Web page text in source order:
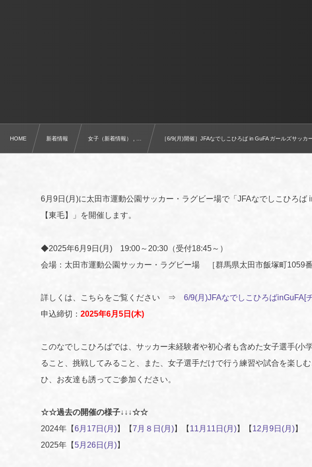
HOME 新着情報 女子（新着情報） , … ［6/9(月)開催］JFAなでしこひろば in GuFA ガールズサッ
6月9日(月)に太田市運動公園サッカー・ラグビー場で「JFAなでしこひろば
【東毛】」を開催します。
◆2025年6月9日(月) 19:00～20:30（受付18:45～）
会場：太田市運動公園サッカー・ラグビー場 ［群馬県太田市飯塚町1059
詳しくは、こちらをご覧ください ⇒ 6/9(月)JFAなでしこひろばinGuFA[
申込締切： 2025年6月5日(木)
このなでしこひろばでは、サッカー未経験者や初心者も含めた女子選手(小
ること、挑戦してみること、また、女子選手だけで行う練習や試合を楽し
ひ、お友達も誘ってご参加ください。
☆☆過去の開催の様子↓↓↓☆☆
2024年【6月17日(月)】【7月８日(月)】【 11月11日(月)】【 12月9日(月)】
2025年【5月26日(月)】